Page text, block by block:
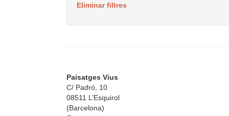
Eliminar filtres
Paisatges Vius
C/ Padró, 10
08511 L’Esquirol
(Barcelona)